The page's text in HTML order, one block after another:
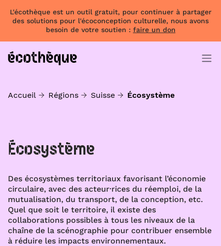
L'écothèque est un outil gratuit, pour continuer à partager
des solutions pour l'écoconception culturelle, nous avons
besoin de votre soutien : faire un don
Accueil Régions Suisse Écosystème
Écosystème
Des écosystèmes territoriaux favorisant l’économie
circulaire, avec des acteur·rices du réemploi, de la
mutualisation, du transport, de la conception, etc.
Quel que soit le territoire, il existe des
collaborations possibles à tous les niveaux de la
chaîne de la scénographie pour contribuer ensemble
à réduire les impacts environnementaux.